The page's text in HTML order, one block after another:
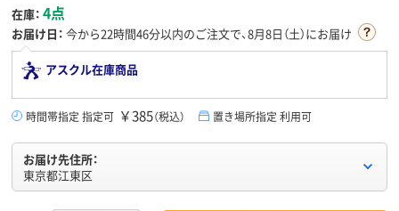
在庫： 4点
お届け日： 今から22時間46分以内のご注文で、8月8日（土）にお届け
アスクル在庫商品
時間帯指定 指定可 ￥385（税込） 置き場所指定 利用可
お届け先住所：
東京都江東区